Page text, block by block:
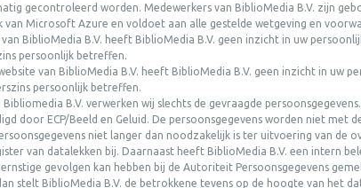
gecontroleerd worden. Medewerkers van BiblioMedia B.V. zijn
van Microsoft Azure en voldoet aan alle gestelde wetgeving en
BiblioMedia B.V. heeft BiblioMedia B.V. geen inzicht in uw
persoonlijk betreffen.
van BiblioMedia B.V. heeft BiblioMedia B.V. geen inzicht in
persoonlijk betreffen.
B.V. verwerken wij slechts de gevraagde
door ECP/Beeld en Geluid. De persoonsgegevens worden niet met
niet langer dan noodzakelijk is ter uitvoering van de
van datalekken bij. Daarnaast heeft BiblioMedia B.V. een intern
gevolgen kan hebben bij de Autoriteit Persoonsgegevens
stelt BiblioMedia B.V. de betrokkene tevens op de hoogte van het